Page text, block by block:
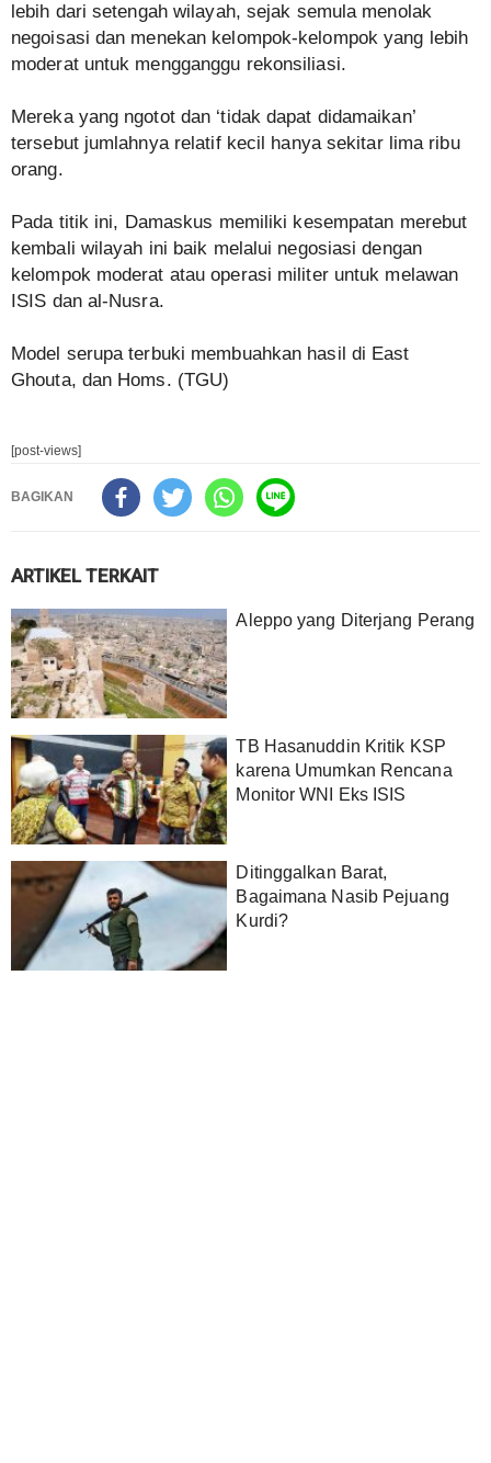
lebih dari setengah wilayah, sejak semula menolak
negoisasi dan menekan kelompok-kelompok yang lebih
moderat untuk mengganggu rekonsiliasi.
Mereka yang ngotot dan ‘tidak dapat didamaikan’
tersebut jumlahnya relatif kecil hanya sekitar lima ribu
orang.
Pada titik ini, Damaskus memiliki kesempatan merebut
kembali wilayah ini baik melalui negosiasi dengan
kelompok moderat atau operasi militer untuk melawan
ISIS dan al-Nusra.
Model serupa terbuki membuahkan hasil di East
Ghouta, dan Homs. (TGU)
[post-views]
BAGIKAN
ARTIKEL TERKAIT
Aleppo yang Diterjang Perang
TB Hasanuddin Kritik KSP
karena Umumkan Rencana
Monitor WNI Eks ISIS
Ditinggalkan Barat,
Bagaimana Nasib Pejuang
Kurdi?